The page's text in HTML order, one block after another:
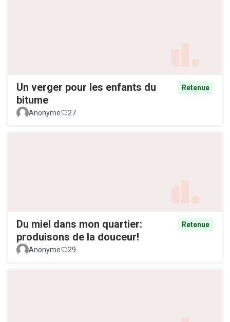
Un verger pour les enfants du
bitume
Retenue
Anonyme 27
Du miel dans mon quartier:
produisons de la douceur!
Retenue
Anonyme 29